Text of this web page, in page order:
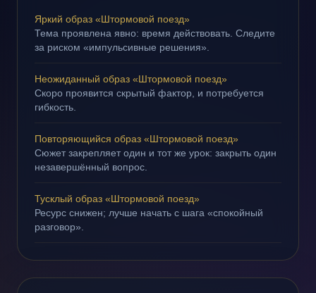
Яркий образ «Штормовой поезд»
Тема проявлена явно: время действовать. Следите
за риском «импульсивные решения».
Неожиданный образ «Штормовой поезд»
Скоро проявится скрытый фактор, и потребуется
гибкость.
Повторяющийся образ «Штормовой поезд»
Сюжет закрепляет один и тот же урок: закрыть один
незавершённый вопрос.
Тусклый образ «Штормовой поезд»
Ресурс снижен; лучше начать с шага «спокойный
разговор».